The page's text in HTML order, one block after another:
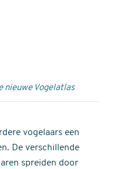
nieuwe Vogelatlas
vogelaars een
De verschillende
spreiden door